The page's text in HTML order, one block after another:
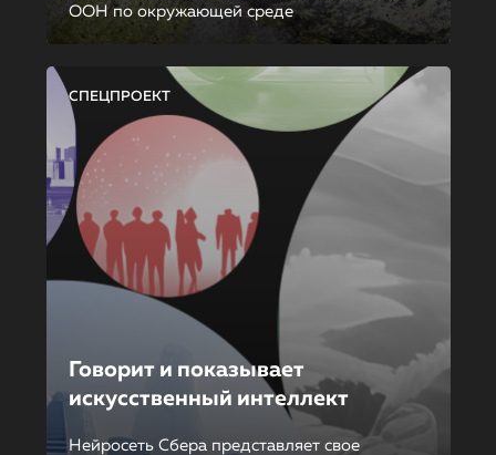
ООН по окружающей среде
СПЕЦПРОЕКТ
Говорит и показывает
искусственный интеллект
Нейросеть Сбера представляет свое